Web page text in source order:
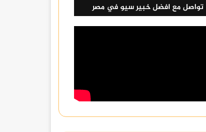
تواصل مع افضل خبير سيو في مصر